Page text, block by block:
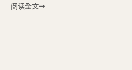
阅读全文